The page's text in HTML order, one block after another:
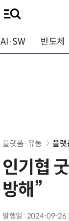
AI·SW 반도체
플랫폼·유통 플랫
인기협
방해”
발행일 : 2024-09-26